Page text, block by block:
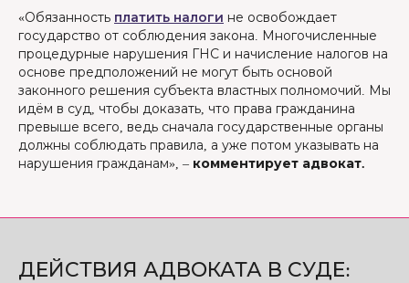
«Обязанность платить налоги не освобождает
государство от соблюдения закона. Многочисленные
процедурные нарушения ГНС и начисление налогов на
основе предположений не могут быть основой
законного решения субъекта властных полномочий. Мы
идём в суд, чтобы доказать, что права гражданина
превыше всего, ведь сначала государственные органы
должны соблюдать правила, а уже потом указывать на
нарушения гражданам», – комментирует адвокат.
ДЕЙСТВИЯ АДВОКАТА В СУДЕ: